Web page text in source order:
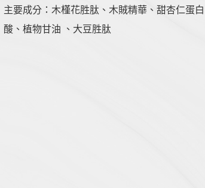
主要成分：木槿花胜肽、木賊精華、甜杏仁蛋
酸、植物甘油 、大豆胜肽